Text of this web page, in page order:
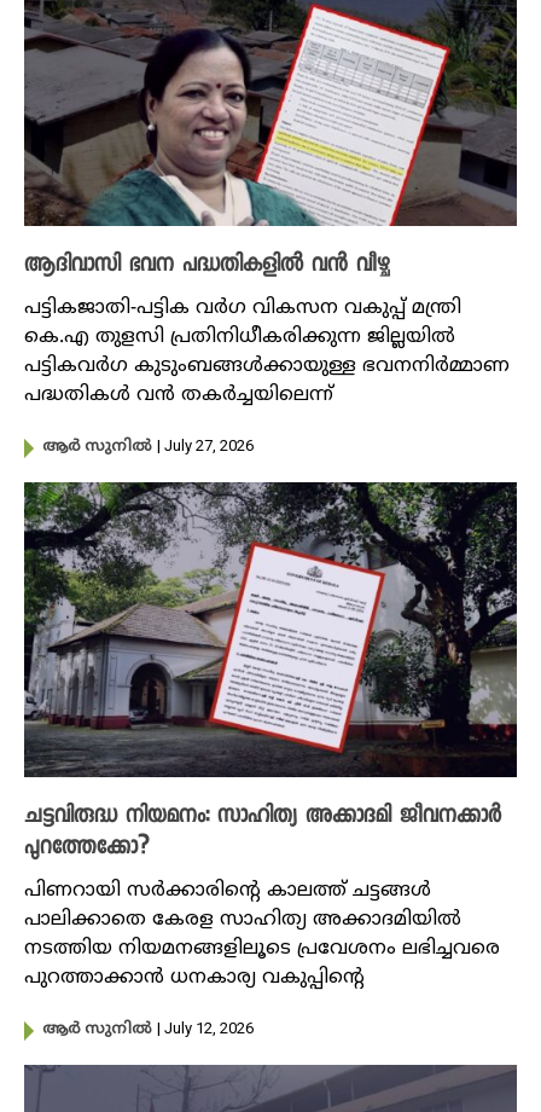
ആദിവാസി ഭവന പദ്ധതികളില്‍ വന്‍ വീഴ്ച
പട്ടികജാതി-പട്ടിക വർഗ വികസന വകുപ്പ് മന്ത്രി
കെ.എ തുളസി പ്രതിനിധീകരിക്കുന്ന ജില്ലയില്‍
പട്ടികവര്‍​ഗ കുടുംബങ്ങള്‍ക്കായുള്ള ഭവനനിര്‍മ്മാണ
പദ്ധതികള്‍ വന്‍ തകര്‍ച്ചയിലെന്ന്
ആർ സുനിൽ | July 27, 2026
ചട്ടവിരുദ്ധ നിയമനം: സാഹിത്യ അക്കാദമി ജീവനക്കാർ
പുറത്തേക്കോ?
പിണറായി സർക്കാരിന്റെ കാലത്ത് ചട്ടങ്ങള്‍
പാലിക്കാതെ കേരള സാഹിത്യ അക്കാദമിയില്‍
നടത്തിയ നിയമനങ്ങളിലൂടെ പ്രവേശനം ലഭിച്ചവരെ
പുറത്താക്കാൻ ധനകാര്യ വകുപ്പിന്റെ
ആർ സുനിൽ | July 12, 2026